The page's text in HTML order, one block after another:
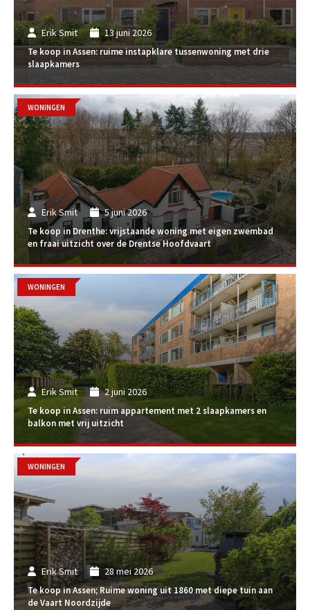
Erik Smit 13 juni 2026
Te koop in Assen: ruime instapklare tussenwoning met drie
slaapkamers
Erik Smit 5 juni 2026
Te koop in Drenthe: vrijstaande woning met eigen zwembad
en fraai uitzicht over de Drentse Hoofdvaart
WONINGEN
Erik Smit 2 juni 2026
Te koop in Assen: ruim appartement met 2 slaapkamers en
balkon met vrij uitzicht
WONINGEN
Erik Smit 28 mei 2026
Te koop in Assen; Ruime woning uit 1860 met diepe tuin aan
de Vaart Noordzijde
WONINGEN